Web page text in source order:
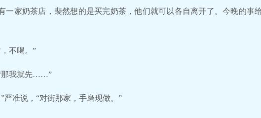
一家奶茶店，裴然想的是买完奶茶，他们就可以各自离开了。今晚的事
不喝。”
那我就先……”
严准说，“对街那家，手磨现做。”